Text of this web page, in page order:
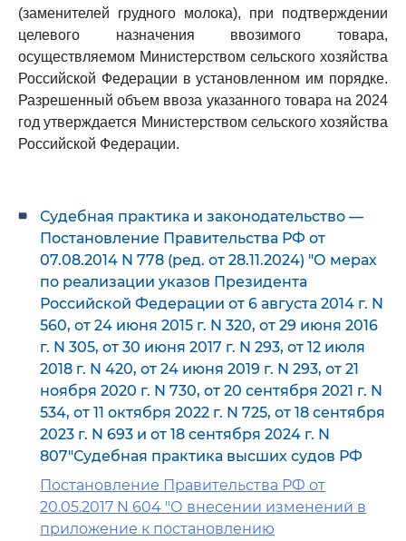
(заменителей грудного молока), при подтверждении
целевого назначения ввозимого товара,
осуществляемом Министерством сельского хозяйства
Российской Федерации в установленном им порядке.
Разрешенный объем ввоза указанного товара на 2024
год утверждается Министерством сельского хозяйства
Российской Федерации.
Судебная практика и законодательство —
Постановление Правительства РФ от
07.08.2014 N 778 (ред. от 28.11.2024) "О мерах
по реализации указов Президента
Российской Федерации от 6 августа 2014 г. N
560, от 24 июня 2015 г. N 320, от 29 июня 2016
г. N 305, от 30 июня 2017 г. N 293, от 12 июля
2018 г. N 420, от 24 июня 2019 г. N 293, от 21
ноября 2020 г. N 730, от 20 сентября 2021 г. N
534, от 11 октября 2022 г. N 725, от 18 сентября
2023 г. N 693 и от 18 сентября 2024 г. N
807"Судебная практика высших судов РФ
Постановление Правительства РФ от
20.05.2017 N 604 "О внесении изменений в
приложение к постановлению